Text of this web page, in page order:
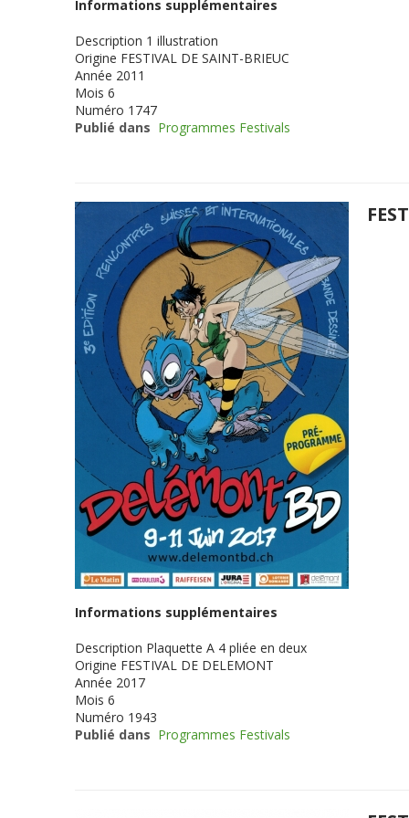
Informations supplémentaires
Description 1 illustration
Origine FESTIVAL DE SAINT-BRIEUC
Année 2011
Mois 6
Numéro 1747
Publié dans Programmes Festivals
Informations supplémentaires
Description Plaquette A 4 pliée en deux
Origine FESTIVAL DE DELEMONT
Année 2017
Mois 6
Numéro 1943
Publié dans Programmes Festivals